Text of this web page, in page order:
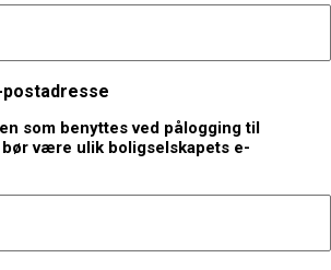
som benyttes ved pålogging til
være ulik boligselskapets e-